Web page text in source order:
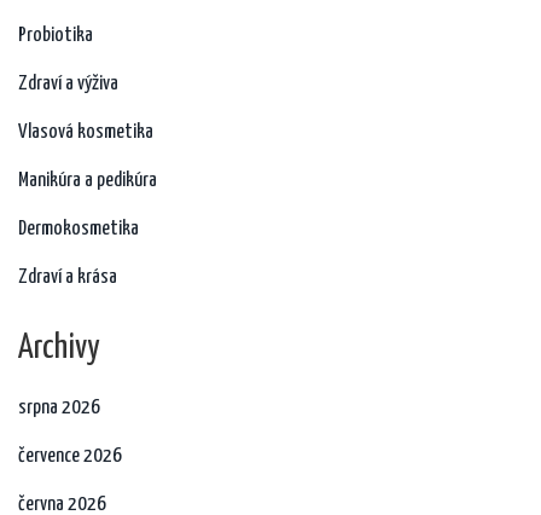
Probiotika
Zdraví a výživa
Vlasová kosmetika
Manikúra a pedikúra
Dermokosmetika
Zdraví a krása
Archivy
srpna 2026
července 2026
června 2026